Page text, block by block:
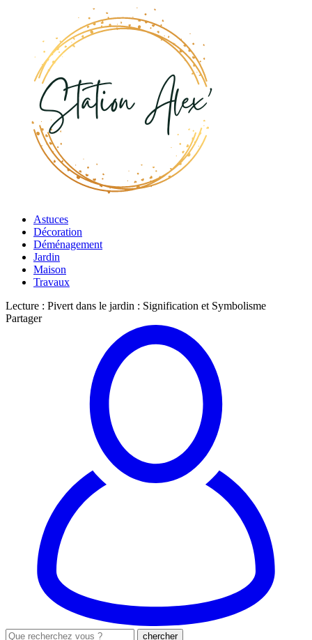
Astuces
Décoration
Déménagement
Jardin
Maison
Travaux
Lecture : Pivert dans le jardin : Signification et Symbolisme
Partager